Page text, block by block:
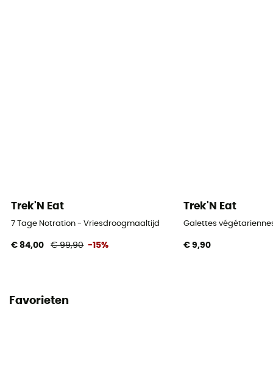
Trek'N Eat
7 Tage Notration - Vriesdroogmaaltijd
€ 84,00 € 99,90 -15%
Trek'N Eat
Galettes
€ 9,90
Favorieten